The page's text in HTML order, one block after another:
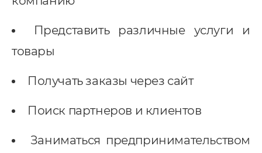
CRM
Представить различные услуги и
товары
Получать заказы через сайт
Поиск партнеров и клиентов
Заниматься предпринимательством